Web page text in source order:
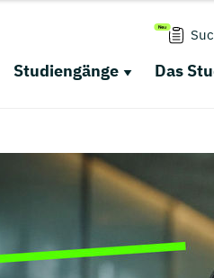
Studiengänge Das